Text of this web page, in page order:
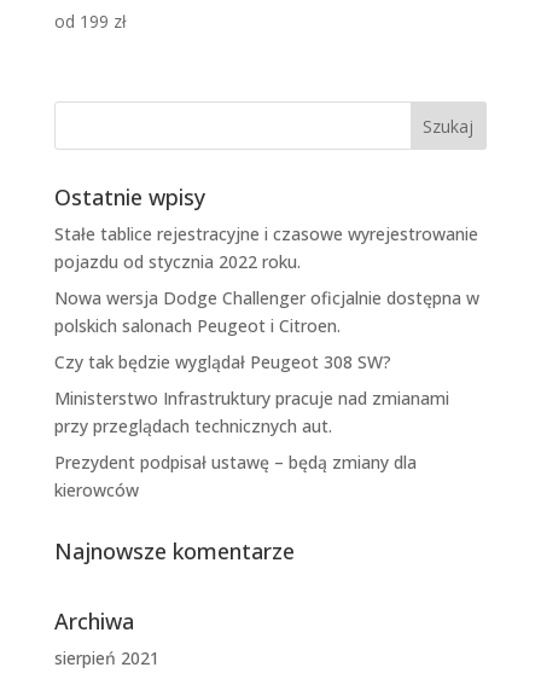
od 199 zł
Ostatnie wpisy
Stałe tablice rejestracyjne i czasowe wyrejestrowanie
pojazdu od stycznia 2022 roku.
Nowa wersja Dodge Challenger oficjalnie dostępna w
polskich salonach Peugeot i Citroen.
Czy tak będzie wyglądał Peugeot 308 SW?
Ministerstwo Infrastruktury pracuje nad zmianami
przy przeglądach technicznych aut.
Prezydent podpisał ustawę – będą zmiany dla
kierowców
Najnowsze komentarze
Archiwa
sierpień 2021